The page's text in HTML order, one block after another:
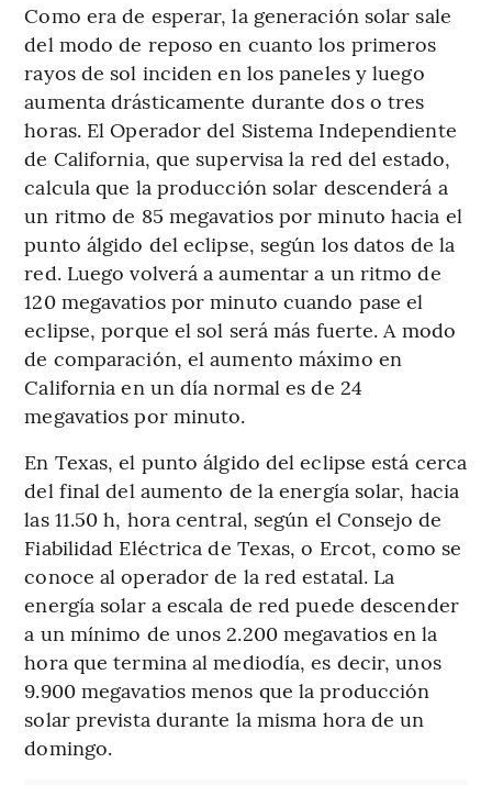
Como era de esperar, la generación solar sale
del modo de reposo en cuanto los primeros
rayos de sol inciden en los paneles y luego
aumenta drásticamente durante dos o tres
horas. El Operador del Sistema Independiente
de California, que supervisa la red del estado,
calcula que la producción solar descenderá a
un ritmo de 85 megavatios por minuto hacia el
punto álgido del eclipse, según los datos de la
red. Luego volverá a aumentar a un ritmo de
120 megavatios por minuto cuando pase el
eclipse, porque el sol será más fuerte. A modo
de comparación, el aumento máximo en
California en un día normal es de 24
megavatios por minuto.
En Texas, el punto álgido del eclipse está cerca
del final del aumento de la energía solar, hacia
las 11.50 h, hora central, según el Consejo de
Fiabilidad Eléctrica de Texas, o Ercot, como se
conoce al operador de la red estatal. La
energía solar a escala de red puede descender
a un mínimo de unos 2.200 megavatios en la
hora que termina al mediodía, es decir, unos
9.900 megavatios menos que la producción
solar prevista durante la misma hora de un
domingo.